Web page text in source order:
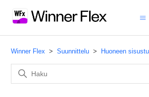
Winner Flex Suunnittelu Huoneen